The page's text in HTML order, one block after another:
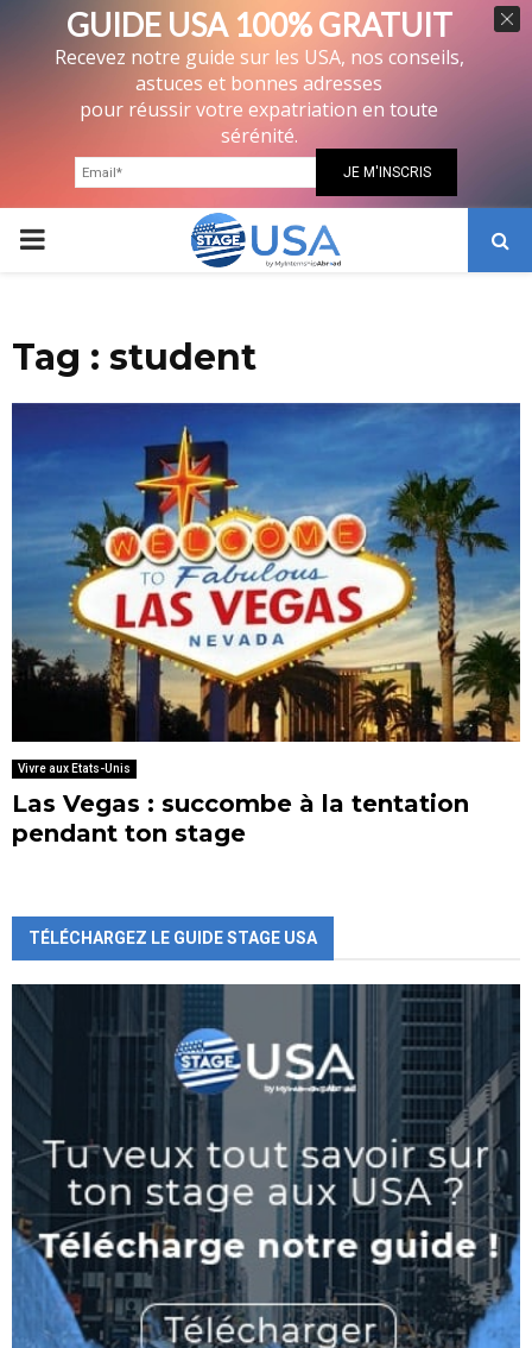
PRIMARY
Tag : student
Vivre aux Etats-Unis
Las Vegas : succombe à la tentation
pendant ton stage
TÉLÉCHARGEZ LE GUIDE STAGE USA
GUIDE USA 100% GRATUIT
Recevez notre guide sur les USA, nos conseils,
astuces et bonnes adresses
pour réussir votre expatriation en toute
sérénité.